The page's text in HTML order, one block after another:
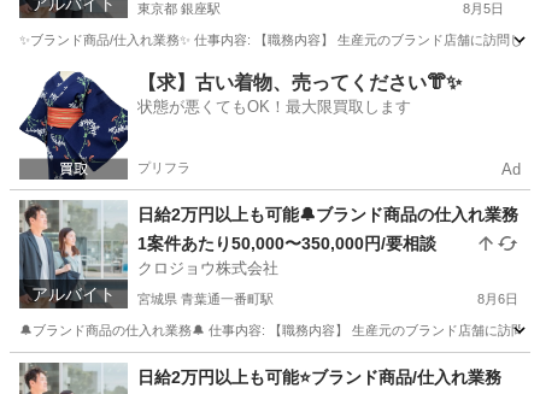
東京都 銀座駅 8月5日
✨ブランド商品/仕入れ業務✨ 仕事内容: 【職務内容】 生産元のブランド店舗に訪問
東京 中央区 銀座駅 その他 仕入れ
【求】古い着物、売ってください👘✨
状態が悪くてもOK！最大限買取します
プリフラ Ad
アルバイト
日給2万円以上も可能🔔ブランド商品の仕入れ業務
1案件あたり50,000〜350,000円/要相談
クロジョウ株式会社
宮城県 青葉通一番町駅 8月6日
🔔ブランド商品の仕入れ業務🔔 仕事内容: 【職務内容】 生産元のブランド店舗に訪
宮城 仙台市 青葉通一番町駅 その他 仕入れ
日給2万円以上も可能⭐️ブランド商品/仕入れ業務